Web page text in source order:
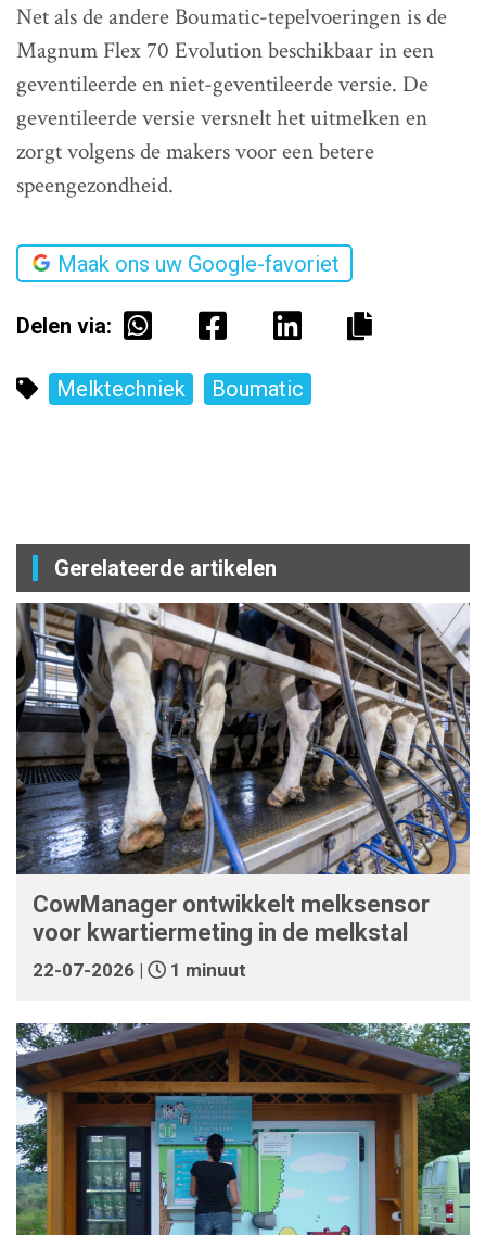
Net als de andere Boumatic-tepelvoeringen is de
Magnum Flex 70 Evolution beschikbaar in een
geventileerde en niet-geventileerde versie. De
geventileerde versie versnelt het uitmelken en
zorgt volgens de makers voor een betere
speengezondheid.
Maak ons uw Google-favoriet
Delen via:
Melktechniek Boumatic
Gerelateerde artikelen
CowManager ontwikkelt melksensor
voor kwartiermeting in de melkstal
22-07-2026 | 1 minuut